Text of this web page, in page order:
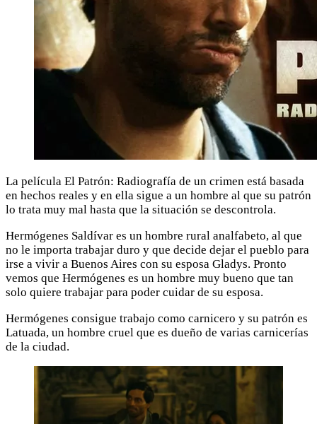
La película El Patrón: Radiografía de un crimen está basada
en hechos reales y en ella sigue a un hombre al que su patrón
lo trata muy mal hasta que la situación se descontrola.
Hermógenes Saldívar es un hombre rural analfabeto, al que
no le importa trabajar duro y que decide dejar el pueblo para
irse a vivir a Buenos Aires con su esposa Gladys. Pronto
vemos que Hermógenes es un hombre muy bueno que tan
solo quiere trabajar para poder cuidar de su esposa.
Hermógenes consigue trabajo como carnicero y su patrón es
Latuada, un hombre cruel que es dueño de varias carnicerías
de la ciudad.